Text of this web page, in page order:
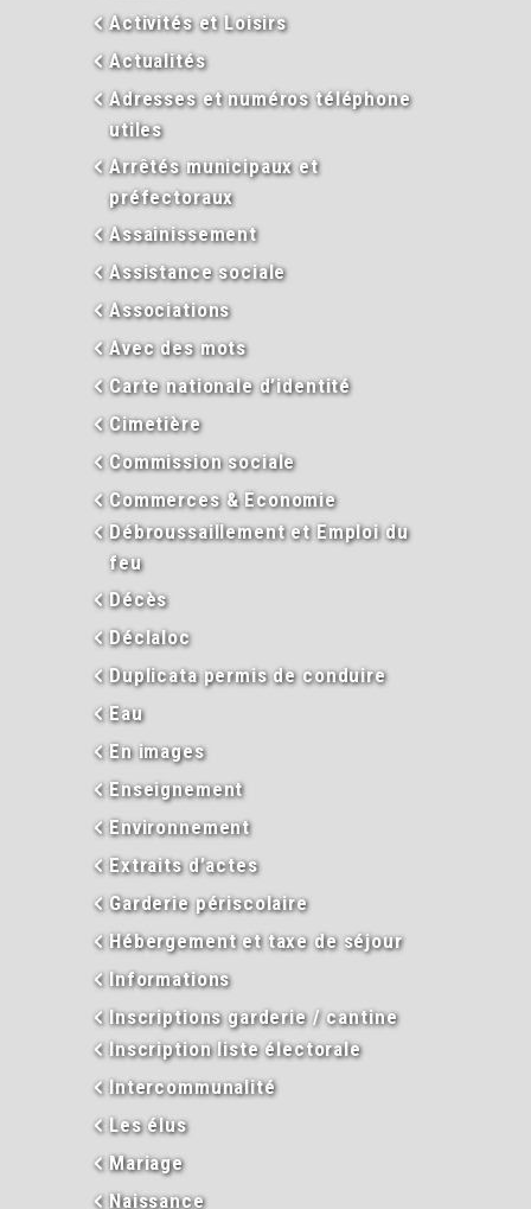
Activités et Loisirs
Actualités
Adresses et numéros téléphone
utiles
Arrêtés municipaux et
préfectoraux
Assainissement
Assistance sociale
Associations
Avec des mots
Carte nationale d’identité
Cimetière
Commission sociale
Commerces & Economie
Débroussaillement et Emploi du
feu
Décès
Déclaloc
Duplicata permis de conduire
Eau
En images
Enseignement
Environnement
Extraits d’actes
Garderie périscolaire
Hébergement et taxe de séjour
Informations
Inscriptions garderie / cantine
Inscription liste électorale
Intercommunalité
Les élus
Mariage
Naissance